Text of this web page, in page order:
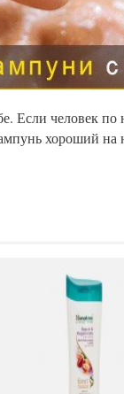
Если человек
хороший на